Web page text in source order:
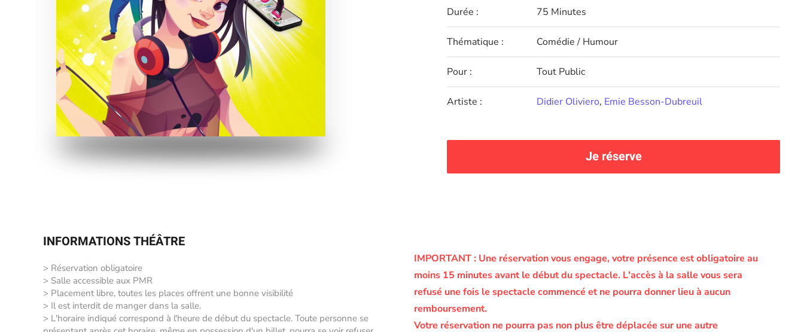
Durée : 75 Minutes
Thématique : Comédie / Humour
Pour : Tout Public
Artiste : Didier Oliviero, Emie Besson-Dubreuil
Je réserve
INFORMATIONS THÉÂTRE
> Réservation obligatoire
> Salle accessible aux PMR
> Placement libre, toutes les places offrent une bonne visibilité
> Il est interdit de manger dans la salle.
> L'horaire indiqué correspond à l'heure de début du spectacle. Toute personne se
IMPORTANT : Une réservation vous engage, votre présence est obligatoire au
moins 15 minutes avant le début du spectacle. L'accès à la salle vous sera
refusé une fois le spectacle commencé et ne pourra donner lieu à aucun
remboursement.
Votre réservation ne pourra pas non plus être déplacée sur une autre